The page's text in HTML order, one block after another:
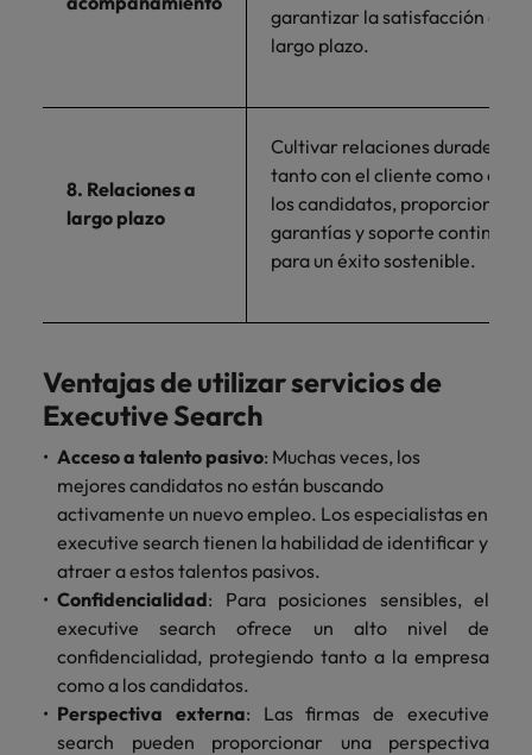
garantizar la satisfacción a
largo plazo.
8. Relaciones a
largo plazo
Cultivar relaciones duraderas
tanto con el cliente como con
los candidatos,
garantías y soporte continuo
para un éxito sostenible.
Ventajas de utilizar servicios de
Executive Search
Acceso a talento pasivo: Muchas veces, los
mejores candidatos no están buscando
activamente un nuevo empleo. Los especialistas en
executive search tienen la habilidad de identificar y
atraer a estos talentos pasivos.
Confidencialidad: Para posiciones sensibles, el
executive search ofrece un alto nivel de
confidencialidad, protegiendo tanto a la empresa
como a los candidatos.
Perspectiva externa: Las firmas de executive
search pueden proporcionar una perspectiva